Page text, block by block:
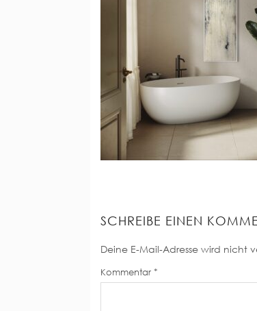
SCHREIBE EINEN
Deine E-Mail-Adresse wird nicht
Kommentar *